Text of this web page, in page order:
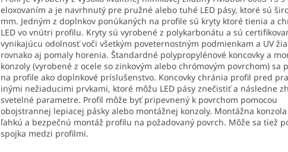
eloxovaním a je navrhnutý pre pružné alebo tuhé LED pásy, ktoré sú
mm. Jedným z doplnkov ponúkaných na profile sú kryty ktoré tienia a
LED vo vnútri profilu. Kryty sú vyrobené z polykarbonátu a sú
vynikajúcu odolnosť voči všetkým poveternostným podmienkam a UV
rovnako aj pomaly horenia. Štandardné polypropylénové koncovky a
konzoly (vyrobené z ocele so zinkovým alebo chrómovým povrchom) sa
na profile ako doplnkové príslušenstvo. Koncovky chránia profil pred
inými nežiaducimi prvkami, ktoré môžu LED pásy znečistiť a následne
svetelné parametre. Profil môže byť pripevnený k povrchom pomocou
obojstrannej lepiacej pásky alebo montážnej konzoly. Montážna
ľahkú a bezpečnú montáž profilu na požadovaný povrch. Môže sa tiež
spojka medzi profilmi.